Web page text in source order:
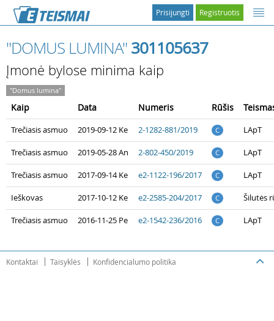
Registruotis
Prisijungti
"DOMUS LUMINA" 301105637
Įmonė bylose minima kaip
"Domus lumina"
Kaip Data Numeris Rūšis
Trečiasis asmuo 2019-09-12 Ke 2-1282-881/2019 C LApT
Trečiasis asmuo 2019-05-28 An 2-802-450/2019 C LApT
Trečiasis asmuo 2017-09-14 Ke e2-1122-196/2017 C LApT
Ieškovas 2017-10-12 Ke e2-2585-204/2017 C Šilutės
Trečiasis asmuo 2016-11-25 Pe e2-1542-236/2016 C LApT
Kontaktai Taisyklės Konfidencialumo politika